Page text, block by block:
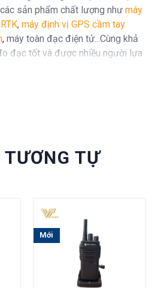
sản phẩm chất lượng như máy
, máy định vị GPS cầm tay
, máy toàn đạc điện tử...Cùng khả
đạc tốt và được nhiều người lựa
TỰ
Mới